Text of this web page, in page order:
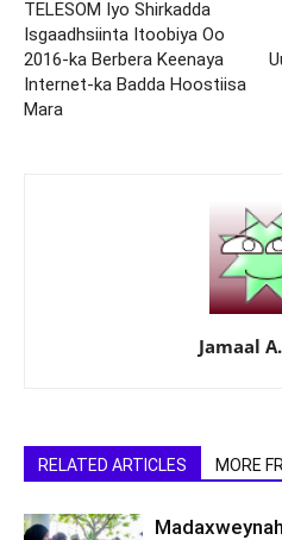
TELESOM Iyo Shirkadda
Isgaadhsiinta Itoobiya Oo
2016-ka Berbera Keenaya
Internet-ka Badda Hoostiisa
Mara
Jamaal
RELATED ARTICLES MORE